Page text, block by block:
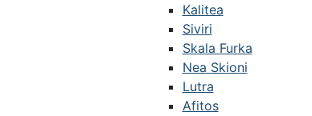
Kalitea
Siviri
Skala Furka
Nea Skioni
Lutra
Afitos